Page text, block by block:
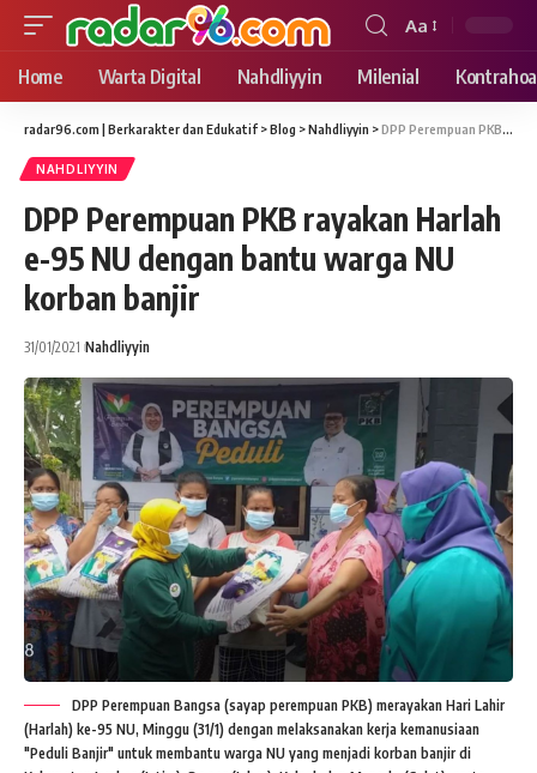
Font
Resizer
Aa
Home Warta Digital Nahdliyyin Milenial
radar96.com | Berkarakter dan Edukatif >Blog >Nahdliyyin >DPP Perempuan PKB rayakan Harlah e-95 NU dengan bantu warga NU korban banjir
NAHDLIYYIN
DPP Perempuan PKB rayakan Harlah
e-95 NU dengan bantu warga NU
korban banjir
31/01/2021 Nahdliyyin
DPP Perempuan Bangsa (sayap perempuan PKB) merayakan Hari Lahir
(Harlah) ke-95 NU, Minggu (31/1) dengan melaksanakan kerja kemanusiaan
"Peduli Banjir" untuk membantu warga NU yang menjadi korban banjir di